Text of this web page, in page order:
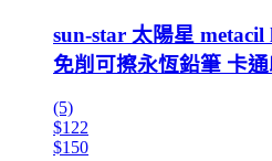
sun-star 太陽星
免削可擦永恆鉛筆 卡
(5)
$122
$150